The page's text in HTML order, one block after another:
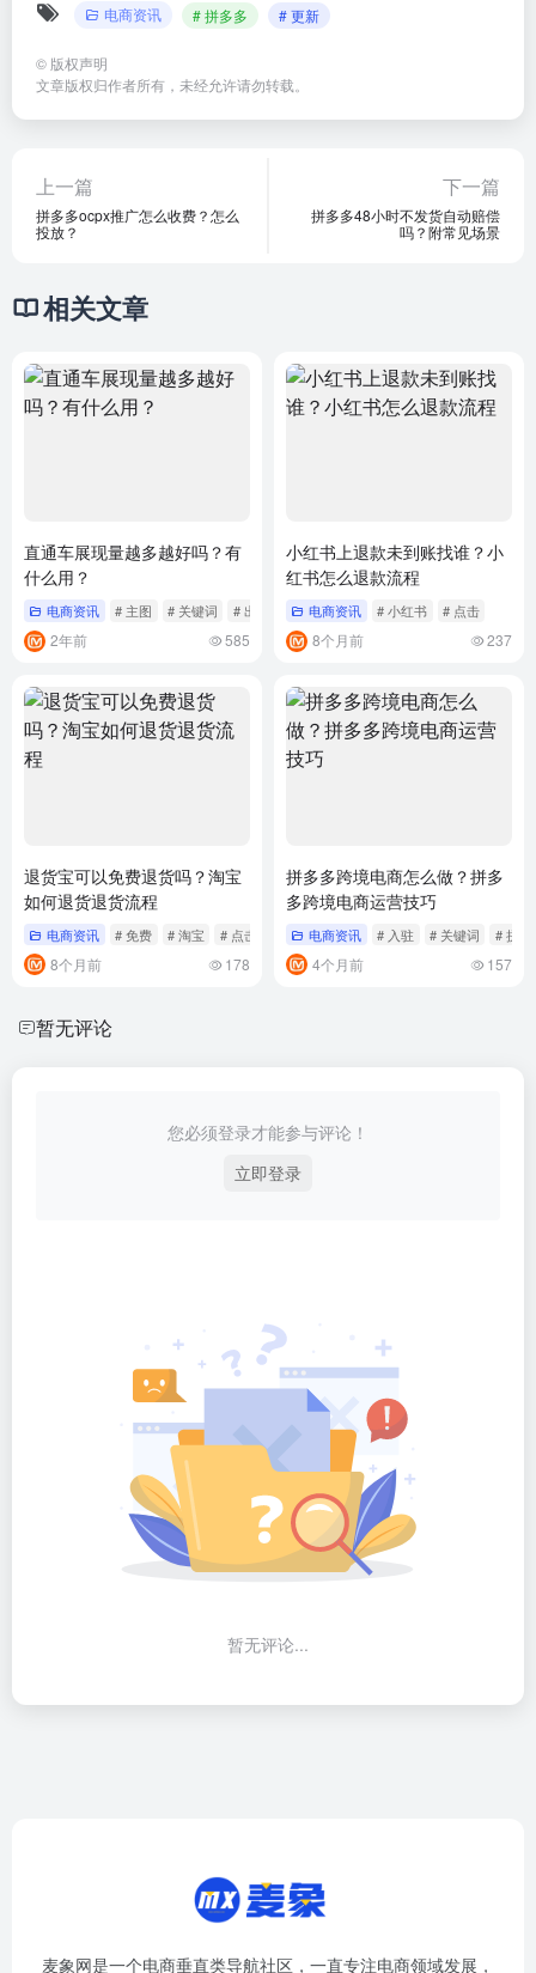
电商资讯 # 拼多多 # 更新
© 版权声明
文章版权归作者所有，未经允许请勿转载。
上一篇
拼多多ocpx推广怎么收费？怎么
投放？
下一篇
拼多多48小时不发货自动赔偿
吗？附常见场景
相关文章
直通车展现量越多越好吗？有
什么用？
电商资讯 # 主图 # 关键词 # 出价
2年前 585
小红书上退款未到账找谁？小
红书怎么退款流程
电商资讯 # 小红书 # 点击
8个月前 237
退货宝可以免费退货吗？淘宝
如何退货退货流程
电商资讯 # 免费 # 淘宝 # 点击
8个月前 178
拼多多跨境电商怎么做？拼多
多跨境电商运营技巧
电商资讯 # 入驻 # 关键词 # 拼多
4个月前 157
暂无评论
您必须登录才能参与评论！
立即登录
暂无评论...
麦象网是一个电商垂直类导航社区，一直专注电商领域发展，